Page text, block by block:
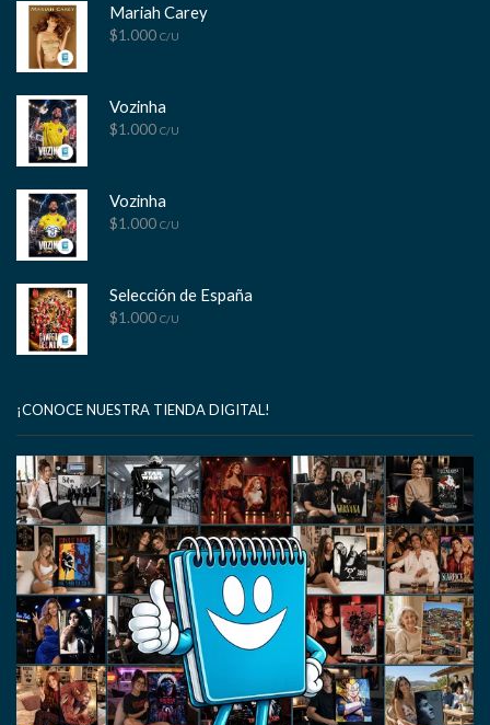
Mariah Carey
$1.000 C/U
Vozinha
$1.000 C/U
Vozinha
$1.000 C/U
Selección de España
$1.000 C/U
¡CONOCE NUESTRA TIENDA DIGITAL!